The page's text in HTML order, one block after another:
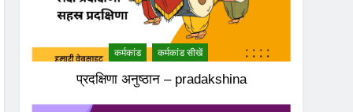
कर्मकांड कर्मकांड सीखें
प्रदक्षिणा अनुष्ठान – pradakshina